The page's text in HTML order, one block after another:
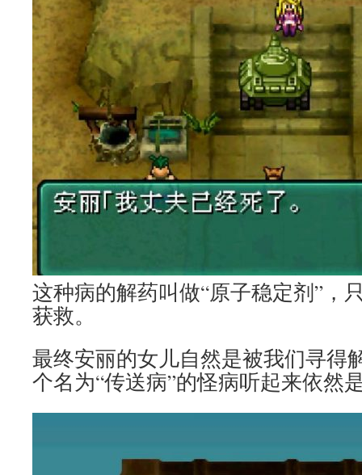
这种病的解药叫做“原子稳定剂”，
获救。
最终安丽的女儿自然是被我们寻得
个名为“传送病”的怪病听起来依然